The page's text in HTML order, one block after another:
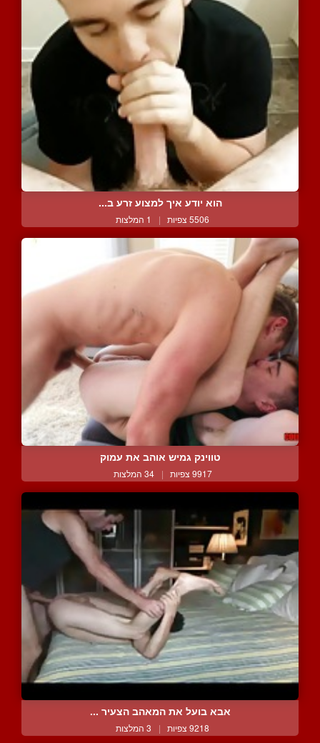
הוא יודע איך למצוע זרע ב...
5506 צפיות | 1 המלצות
טווינק גמיש אוהב את עמוק
9917 צפיות | 34 המלצות
אבא בועל את המאהב הצעיר ...
9218 צפיות | 3 המלצות